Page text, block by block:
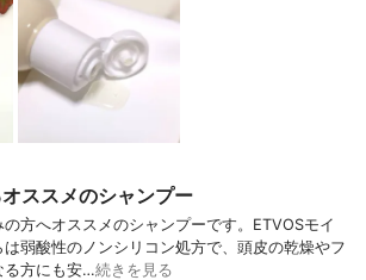
ススメのシャンプー
方へオススメのシャンプーです。ETVOSモイ
弱酸性のノンシリコン処方で、頭皮の乾燥やフ
る方にも安…続きを見る